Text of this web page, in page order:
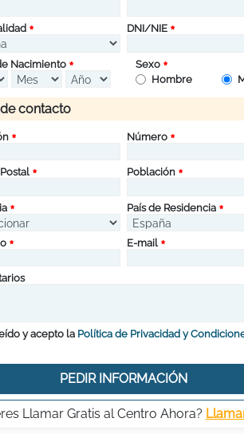
DNI/NIE
Nacimiento
Sexo
Hombre
contacto
Número
Población
País de Residencia
E-mail
y acepto la Política de Privacidad y
PEDIR INFORMACIÓN
Llamar Gratis al Centro Ahora?